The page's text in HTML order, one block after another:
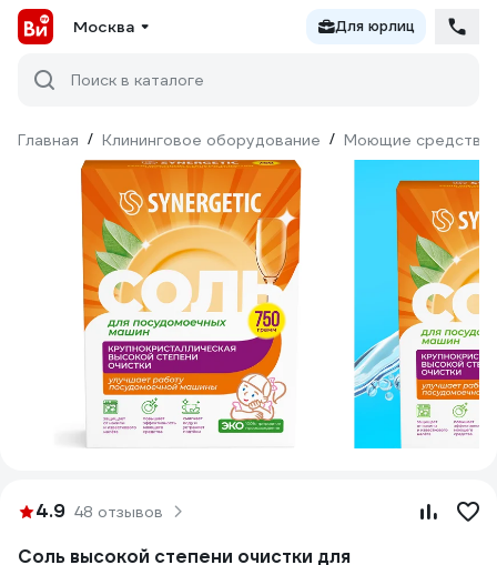
Москва Для юрлиц
Поиск в каталоге
Главная / Клининговое оборудование / Моющие средства
4.9 48 отзывов
Соль высокой степени очистки для